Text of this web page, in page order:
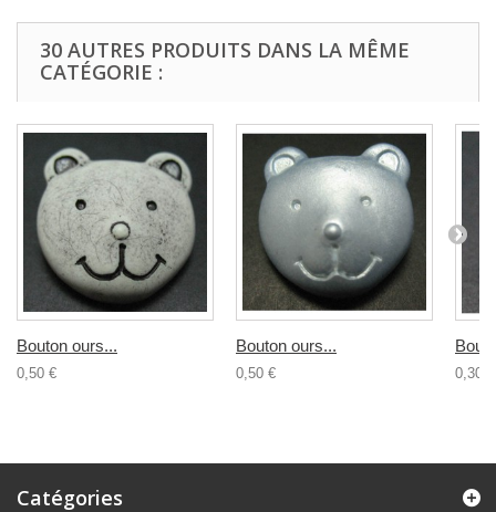
30 AUTRES PRODUITS DANS LA MÊME
CATÉGORIE :
Bouton ours...
0,50 €
Bouton ours...
0,50 € 0,30 €
Catégories